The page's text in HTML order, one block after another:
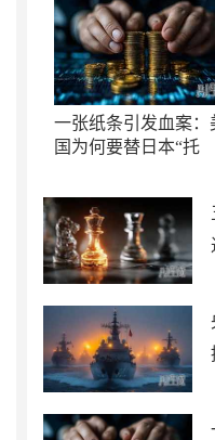
一张纸条引发血案：
国为何要替日本“托